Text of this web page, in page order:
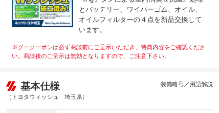
とバッテリー、ワイパーゴム、オイル、
オイルフィルターの４点を新品交換して
います。
※グークーポンは必ず商談前にご呈示いただき、特典内容をご確認くださ
い。商談後のご呈示は無効となりますので、ご注意下さい。
基本仕様
（トヨタウィッシュ 埼玉県）
装備略号／用語解説